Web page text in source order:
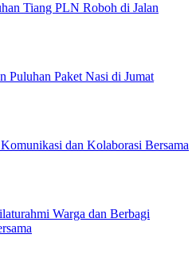
Tiang PLN Roboh di Jalan
Puluhan Paket Nasi di Jumat
dan Kolaborasi Bersama
Warga dan Berbagi